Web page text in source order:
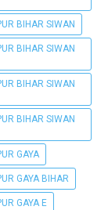
BIHAR SIWAN
BIHAR SIWAN
BIHAR SIWAN
BIHAR SIWAN
GAYA
GAYA BIHAR
GAYA E